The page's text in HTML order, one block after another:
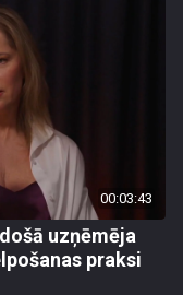
00:03:43
uzņēmēja
praksi